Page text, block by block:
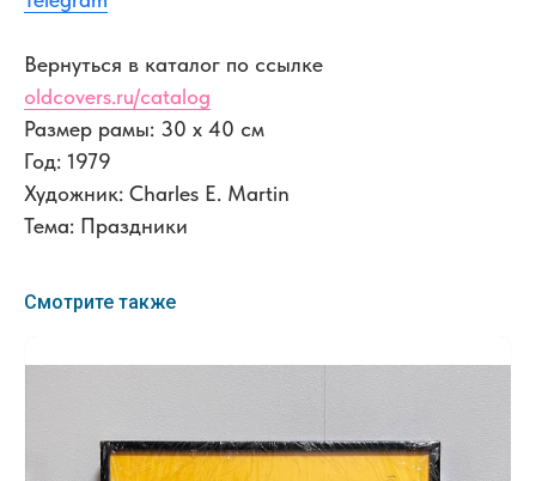
Вернуться в каталог по ссылке
oldcovers.ru/catalog
Размер рамы: 30 x 40 см
Год: 1979
Художник: Charles E. Martin
Тема: Праздники
Смотрите также